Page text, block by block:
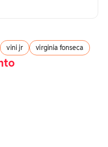
vini jr virginia fonseca